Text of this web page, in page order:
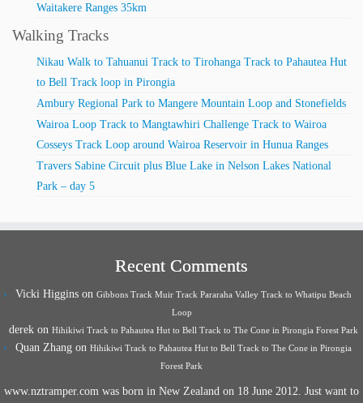
Waitakere Ranges 35km
Walking Tracks
Nikau Walk to Tahuanui Track to Tirohanga Track to Pahautea Hut
to Bell Track loop in Pirongia
Ambury Regional Park to Mangere Mountain Loop and Stonefields
Wairoa Loop Track to Mangtawhiri Challenge Track to Wairoa
Cosseys Track Loop around Wairoa Reservoir in Hunua Ranges
Travers Sabine Circuit plus Blue Lake in Nelson Lakes National
Park – day 5
Recent Comments
Vicki Higgins on Gibbons Track Muir Track Pararaha Valley Track to Whatipu Beach
Loop
derek on Hihikiwi Track to Pahautea Hut to Bell Track to The Cone in Pirongia Forest Park
Quan Zhang on Hihikiwi Track to Pahautea Hut to Bell Track to The Cone in Pirongia
Forest Park
www.nztramper.com was born in New Zealand on 18 June 2012. Just want to